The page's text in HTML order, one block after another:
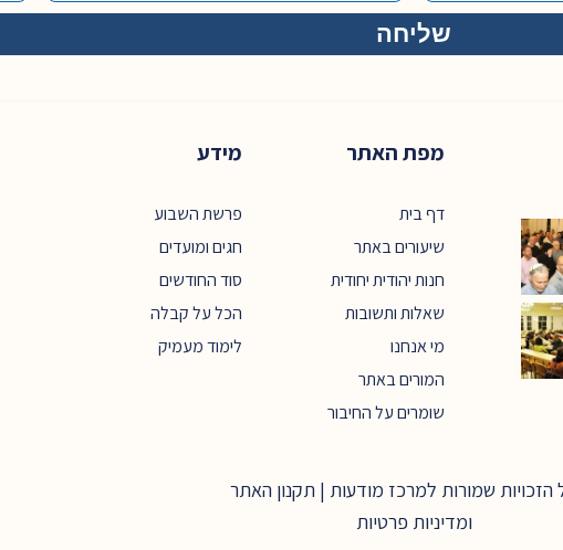
מפת האתר
דף בית
שיעורים באתר
חנות יהודית יחודית
שאלות ותשובות
מי אנחנו
המורים באתר
שומרים על החיבור
מידע
פרשת השבוע
חגים ומועדים
סוד החודשים
הכל על קבלה
לימוד מעמיק
שמורות למרכז מודעות | תקנון האתר
ומדיניות פרטיות